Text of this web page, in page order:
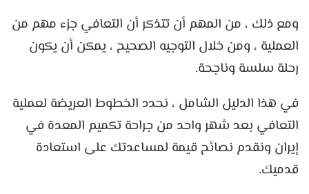
ومع ذلك ، من المهم أن تتذكر أن التعافي جزء مهم من
العملية ، ومن خلال التوجيه الصحيح ، يمكن أن يكون
رحلة سلسة وناجحة.
في هذا الدليل الشامل ، نحدد الخطوط العريضة لعملية
التعافي بعد شهر واحد من جراحة تكميم المعدة في
إيران ونقدم نصائح قيمة لمساعدتك على استعادة
قدميك.